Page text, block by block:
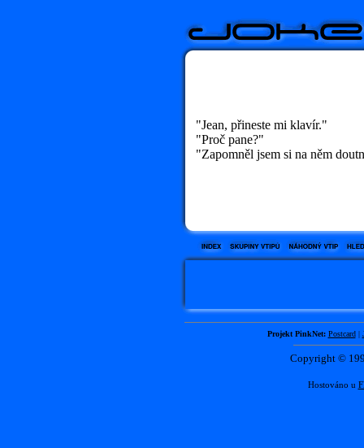
"Jean, přineste mi klavír."
"Proč pane?"
"Zapomněl jsem si na něm
Projekt PinkNet: Postcard|
Copyright ©
Hostováno u